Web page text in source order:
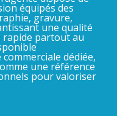
équipés des
gravure,
une qualité
partout au
dédiée,
une référence
pour valoriser